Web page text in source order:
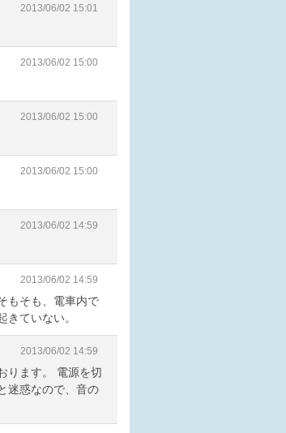
2013/06/02 15:01
2013/06/02 15:00
2013/06/02 15:00
2013/06/02 15:00
2013/06/02 14:59
2013/06/02 14:59
もそも、電車内で
ていない。
2013/06/02 14:59
ります。 電源を切
迷惑なので、音の